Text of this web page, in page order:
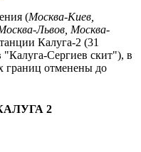
(Москва-Киев,
Львов, Москва-
Калуга-2 (31
"Калуга-Сергиев скит"), в
границ отменены до
2